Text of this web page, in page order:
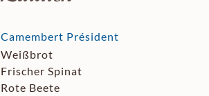
Camembert Président
Weißbrot
Frischer Spinat
Rote Beete